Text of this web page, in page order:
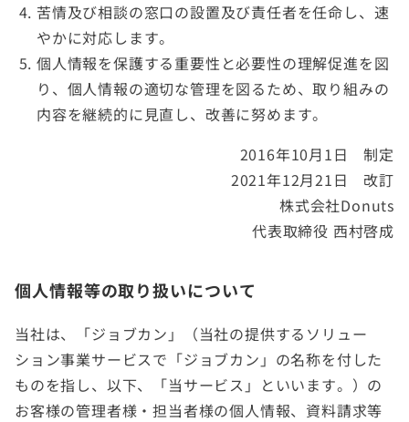
苦情及び相談の窓口の設置及び責任者を任命し、速
やかに対応します。
個人情報を保護する重要性と必要性の理解促進を図
り、個人情報の適切な管理を図るため、取り組みの
内容を継続的に見直し、改善に努めます。
2016年10月1日 制定
2021年12月21日 改訂
株式会社Donuts
代表取締役 西村啓成
個人情報等の取り扱いについて
当社は、「ジョブカン」（当社の提供するソリュー
ション事業サービスで「ジョブカン」の名称を付した
ものを指し、以下、「当サービス」といいます。）の
お客様の管理者様・担当者様の個人情報、資料請求等